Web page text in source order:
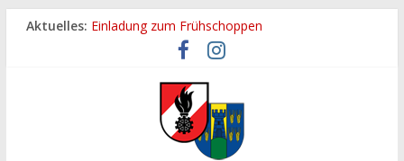
ZumAktuelles: Einladung zum Frühschoppen
Dichtheitsprobe der Löschleitungen
Fronleichnamsprozession
Feuerwehrfest 2026
Ferienspiel der Marktgemeinde Wartmannstetten